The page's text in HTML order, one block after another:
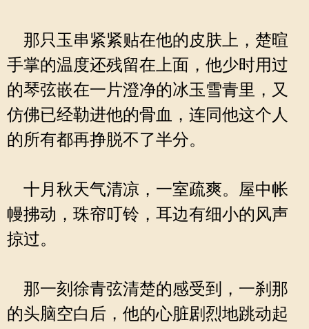
那只玉串紧紧贴在他的皮肤上，楚暄
手掌的温度还残留在上面，他少时用过
的琴弦嵌在一片澄净的冰玉雪青里，又
仿佛已经勒进他的骨血，连同他这个人
的所有都再挣脱不了半分。
十月秋天气清凉，一室疏爽。屋中帐
幔拂动，珠帘叮铃，耳边有细小的风声
掠过。
那一刻徐青弦清楚的感受到，一刹那
的头脑空白后，他的心脏剧烈地跳动起